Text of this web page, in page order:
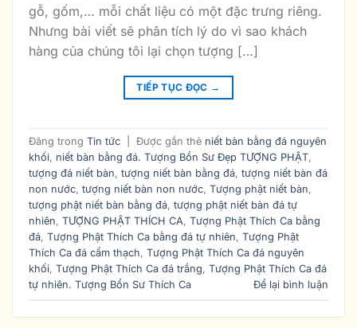
gỗ, gốm,… mỗi chất liệu có một đặc trưng riêng.
Nhưng bài viết sẽ phân tích lý do vì sao khách
hàng của chúng tôi lại chọn tượng […]
TIẾP TỤC ĐỌC →
Đăng trong Tin tức Được gắn thẻ niết bàn bằng đá nguyên
khối, niết bàn bằng đá. Tượng Bổn Sư Đẹp TƯỢNG PHẬT,
tượng đá niết bàn, tượng niết bàn bằng đá, tượng niết bàn đá
non nước, tượng niết bàn non nước, Tượng phật niết bàn,
tượng phật niết bàn bằng đá, tượng phật niết bàn đá tự
nhiên, TƯỢNG PHẬT THÍCH CA, Tượng Phật Thích Ca bằng
đá, Tượng Phật Thích Ca bằng đá tự nhiên, Tượng Phật
Thích Ca đá cẩm thạch, Tượng Phật Thích Ca đá nguyên
khối, Tượng Phật Thích Ca đá trắng, Tượng Phật Thích Ca đá
tự nhiên. Tượng Bổn Sư Thích Ca
Để lại bình luận